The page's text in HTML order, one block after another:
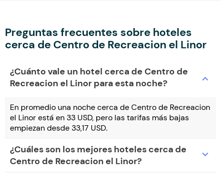
Preguntas frecuentes sobre hoteles
cerca de Centro de Recreacion el Linor
¿Cuánto vale un hotel cerca de Centro de
Recreacion el Linor para esta noche?
expand_more
En promedio una noche cerca de Centro de Recreacion
el Linor está en 33 USD, pero las tarifas más bajas
empiezan desde 33,17 USD.
¿Cuáles son los mejores hoteles cerca de
Centro de Recreacion el Linor?
expand_more